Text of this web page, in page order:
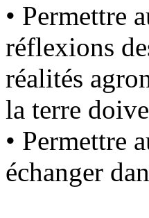
• Permettre
réflexions
réalités
la terre
• Permettre
échanger